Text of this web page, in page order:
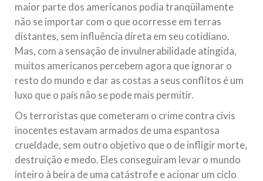
maior parte dos americanos podia tranqüilamente
não se importar com o que ocorresse em terras
distantes, sem influência direta em seu cotidiano.
Mas, com a sensação de invulnerabilidade atingida,
muitos americanos percebem agora que ignorar o
resto do mundo e dar as costas a seus conflitos é um
luxo que o país não se pode mais permitir.
Os terroristas que cometeram o crime contra civis
inocentes estavam armados de uma espantosa
crueldade, sem outro objetivo que o de infligir morte,
destruição e medo. Eles conseguiram levar o mundo
inteiro à beira de uma catástrofe e acionar um ciclo